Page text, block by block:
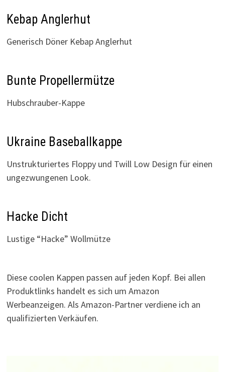
Kebap Anglerhut
Generisch Döner Kebap Anglerhut
Bunte Propellermütze
Hubschrauber-Kappe
Ukraine Baseballkappe
Unstrukturiertes Floppy und Twill Low Design für einen
ungezwungenen Look.
Hacke Dicht
Lustige “Hacke” Wollmütze
Diese coolen Kappen passen auf jeden Kopf. Bei allen
Produktlinks handelt es sich um Amazon
Werbeanzeigen. Als Amazon-Partner verdiene ich an
qualifizierten Verkäufen.